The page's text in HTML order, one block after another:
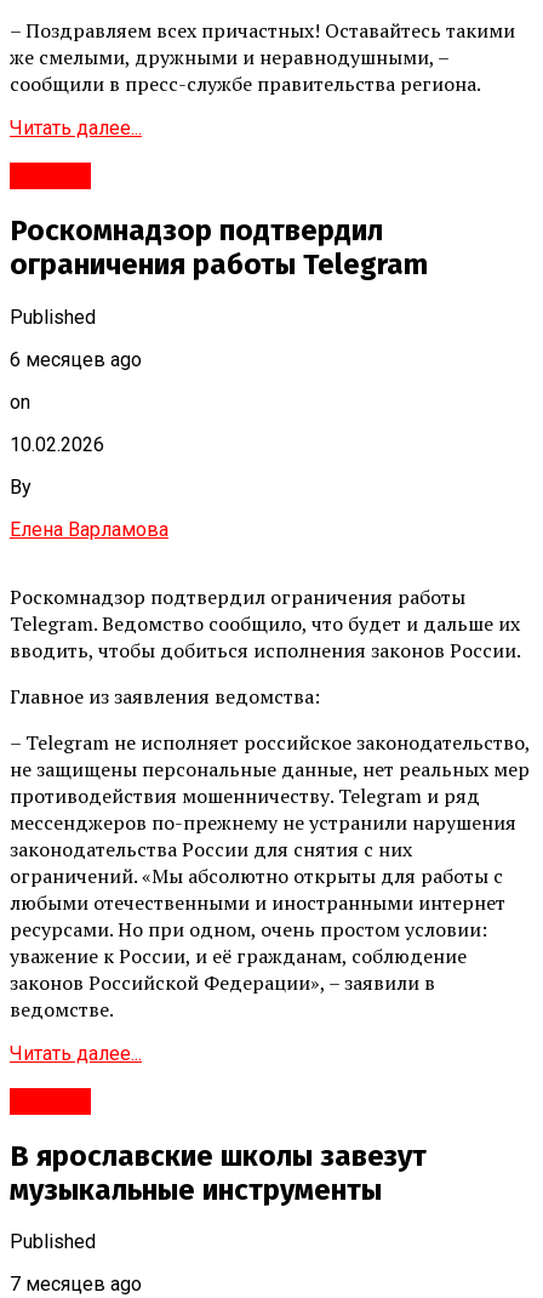
– Поздравляем всех причастных! Оставайтесь такими
же смелыми, дружными и неравнодушными, –
сообщили в пресс-службе правительства региона.
Читать далее...
Роскомнадзор подтвердил
ограничения работы Telegram
Published
6 месяцев ago
on
10.02.2026
By
Елена Варламова
Роскомнадзор подтвердил ограничения работы
Telegram. Ведомство сообщило, что будет и дальше их
вводить, чтобы добиться исполнения законов России.
Главное из заявления ведомства:
– Telegram не исполняет российское законодательство,
не защищены персональные данные, нет реальных мер
противодействия мошенничеству. Telegram и ряд
мессенджеров по-прежнему не устранили нарушения
законодательства России для снятия с них
ограничений. «Мы абсолютно открыты для работы с
любыми отечественными и иностранными интернет
ресурсами. Но при одном, очень простом условии:
уважение к России, и её гражданам, соблюдение
законов Российской Федерации», – заявили в
ведомстве.
Читать далее...
В ярославские школы завезут
музыкальные инструменты
Published
7 месяцев ago